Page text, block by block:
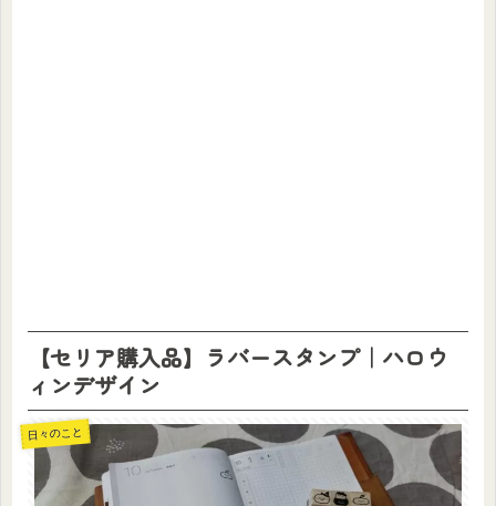
【セリア購入品】ラバースタンプ｜ハロウ
ィンデザイン
日々のこと